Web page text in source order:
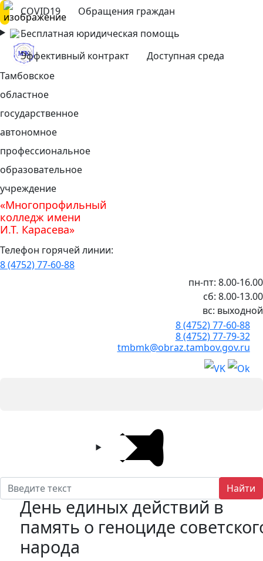
COVID19
Обращения граждан
Бесплатная юридическая помощь
Эффективный контракт
Доступная среда
Тамбовское
областное
государственное
автономное
профессиональное
образовательное
учреждение
«Многопрофильный
колледж имени
И.Т. Карасева»
Телефон горячей линии:
8 (4752) 77-60-88
пн-пт: 8.00-16.00
сб: 8.00-13.00
вс: выходной
8 (4752) 77-60-88
8 (4752) 77-79-32
tmbmk@obraz.tambov.gov.ru
Найти
День единых действий в
память о геноциде
народа